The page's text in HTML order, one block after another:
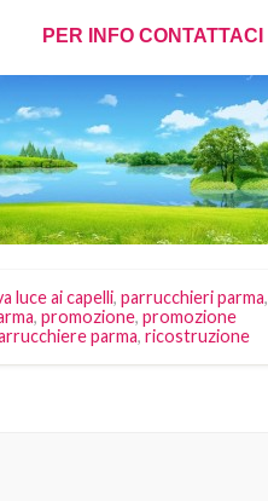
PER INFO CONTATTACI
luce ai capelli, parrucchieri parma,
, promozione, promozione
parma, ricostruzione